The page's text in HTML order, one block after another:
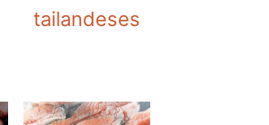
tailandeses